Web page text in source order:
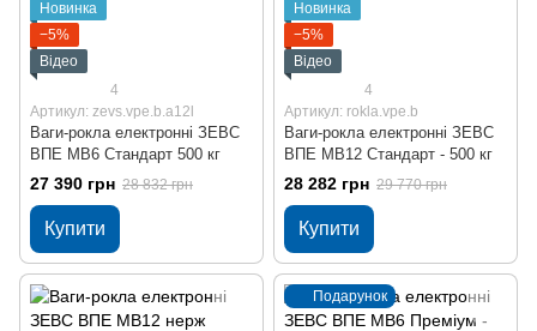
Новинка
−5%
Відео
4
Артикул: zevs.vpe.b.a12l
Ваги-рокла електронні ЗЕВС
ВПЕ МВ6 Стандарт 500 кг
27 390 грн 28 832 грн
Купити
Новинка
−5%
Відео
4
Артикул: rokla.vpe.b
Ваги-рокла електронні ЗЕВС
ВПЕ МВ12 Стандарт - 500 кг
28 282 грн 29 770 грн
Купити
Подарунок